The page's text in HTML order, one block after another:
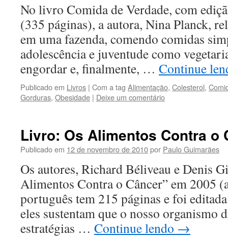
No livro Comida de Verdade, com
(335 páginas), a autora, Nina Planck,
em uma fazenda, comendo comidas
adolescência e juventude como
engordar e, finalmente, … Continue
Publicado em Livros | Com a tag Alimentação, Colesterol,
Gorduras, Obesidade | Deixe um comentário
Livro: Os Alimentos Contra o
Publicado em 12 de novembro de 2010por Paulo Guimarães
Os autores, Richard Béliveau e Denis
Alimentos Contra o Câncer” em 2005
português tem 215 páginas e foi
eles sustentam que o nosso organismo
estratégias … Continue lendo →